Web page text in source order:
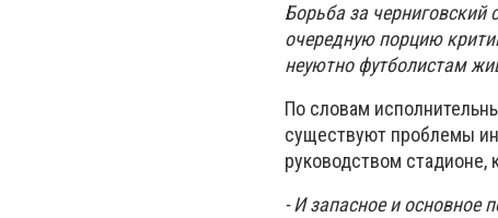
Борьба за черниговский
очередную порцию
неуютно футболистам
По словам
существуют проблемы
руководством стадионе,
- И запасное и основное